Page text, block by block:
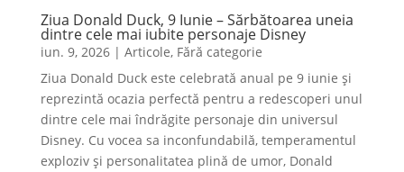
Ziua Donald Duck, 9 Iunie – Sărbătoarea uneia
dintre cele mai iubite personaje Disney
iun. 9, 2026| Articole, Fără categorie
Ziua Donald Duck este celebrată anual pe 9 iunie și
reprezintă ocazia perfectă pentru a redescoperi unul
dintre cele mai îndrăgite personaje din universul
Disney. Cu vocea sa inconfundabilă, temperamentul
exploziv și personalitatea plină de umor, Donald